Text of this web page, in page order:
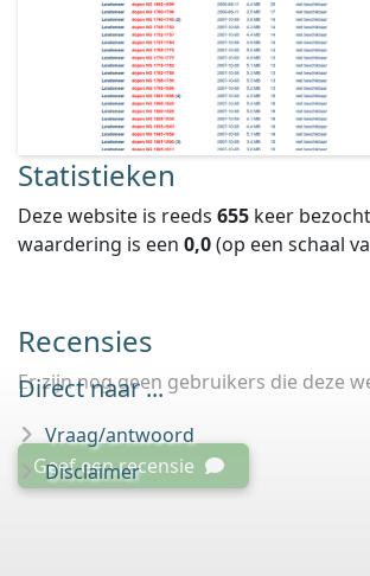
Statistieken
Deze website is reeds 655 keer
waardering is een 0,0(op een schaal
Recensies
Er zijn nog geen gebruikers die deze
Geef een recensie
Direct naar ...
Vraag/antwoord
Disclaimer